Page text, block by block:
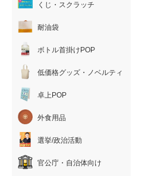
くじ・スクラッチ
耐油袋
ボトル首掛けPOP
低価格グッズ・ノベルティ
卓上POP
外食用品
選挙/政治活動
官公庁・自治体向け